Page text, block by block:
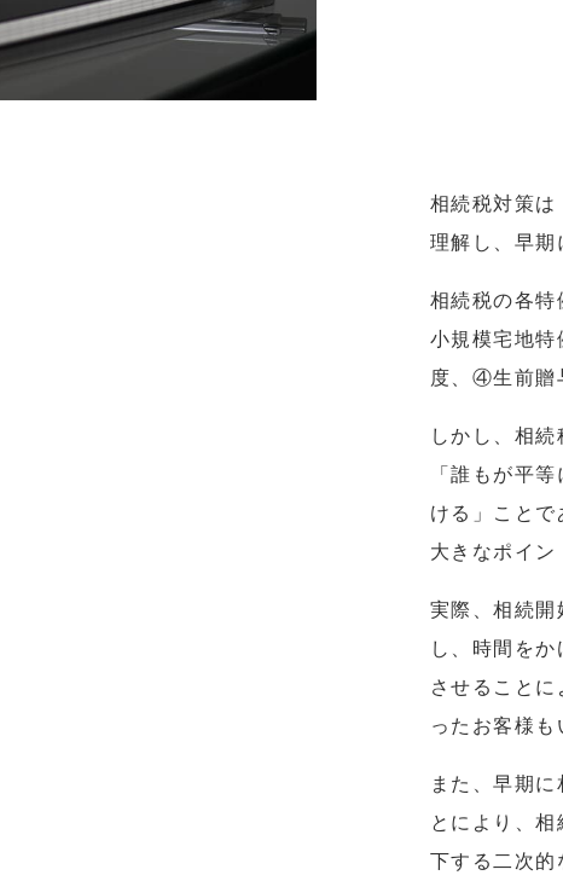
相続税対策は
理解し、早期
相続税の各
小規模宅地
度、④生前贈
しかし、相
「誰もが平
ける」こと
大きなポイン
実際、相続開
し、時間を
させること
ったお客様も
また、早期
とにより、
下する二次的